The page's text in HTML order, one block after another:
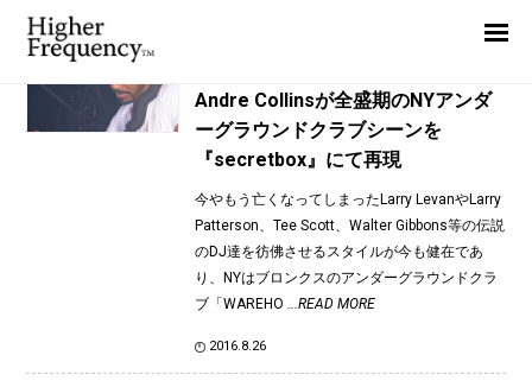
TAG: Andre Collins
Andre Collinsが全盛期のNYアンダ
ーグラウンドクラブシーンを
『secretbox』にて再現
今やもう亡くなってしまったLarry LevanやLarry
Patterson、Tee Scott、Walter Gibbons等の伝説
のDJ達を彷佛させるスタイルが今も健在であ
り、NYはブロンクスのアンダーグラウンドクラ
ブ「WAREHO ...READ MORE
2016.8.26
News
Interview
Report